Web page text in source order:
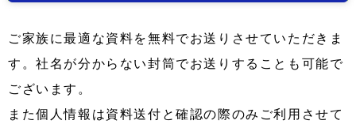
ご家族に最適な資料を無料でお送りさせていただきま
す。社名が分からない封筒でお送りすることも可能で
ございます。
また個人情報は資料送付と確認の際のみご利用させて